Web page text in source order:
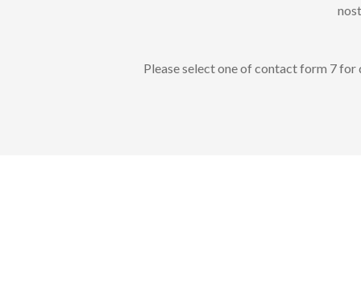
Please select one of contact form 7 for